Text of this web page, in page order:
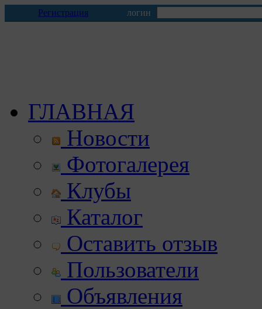
Регистрация логин
ГЛАВНАЯ
Новости
Фотогалерея
Клубы
Каталог
Оставить отзыв
Пользователи
Объявления